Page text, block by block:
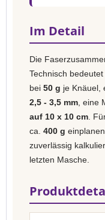
Im Detail
Die
Technisch
bei 50 g je Knäuel,
2,5 - 3,5 mm , eine
auf 10 x 10 cm .
ca. 400 g
zuverlässig
letzten Masche.